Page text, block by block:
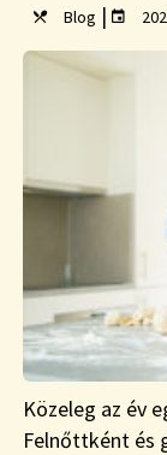
Blog |
Közeleg az év
Felnőttként és